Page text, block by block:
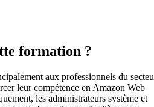
formation ?
aux professionnels du
leur compétence en Amazon Web
les administrateurs système et